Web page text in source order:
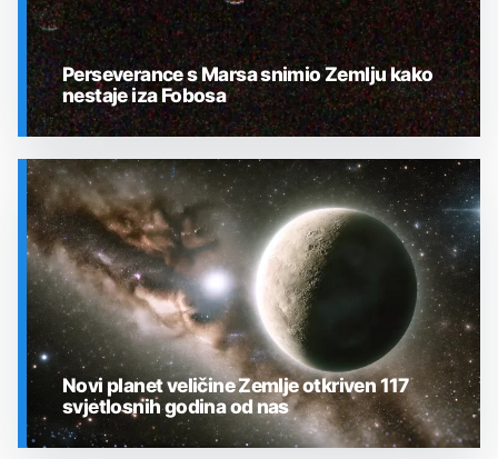
SVEMIR
Perseverance s Marsa snimio Zemlju kako
nestaje iza Fobosa
Novi planet veličine Zemlje otkriven 117
svjetlosnih godina od nas